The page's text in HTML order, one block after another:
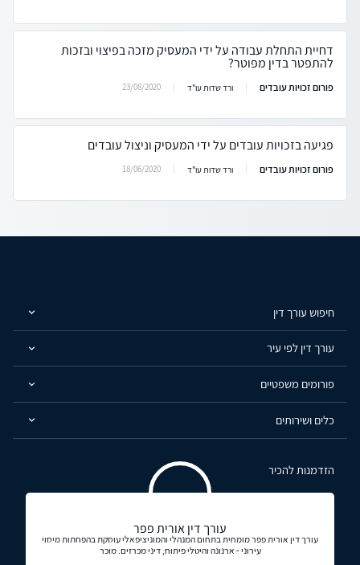
דחיית התחלת עבודה על ידי המעסיק מזכה בפיצוי ובזכות
להתפטר בדין מפוטר?
פורום זכויות עובדים ורד שדות עו"ד 23/08/2020
פגיעה בזכויות עובדים על ידי המעסיק וניצול עובדים
פורום זכויות עובדים ורד שדות עו"ד 18/06/2020
חיפוש עורך דין
עורך דין לפי עיר
פורומים משפטיים
כלים ושירותים
הזדמנות להכיר
עורך דין אורית פפר
עורך דין אורית פפר מומחית בתחום המנהלי והמוניציפאלי עוסקת בהפחתות מיסוי
עירוני - ארנונה והיטלי פיתוח, דיני מכרזים. מוכר